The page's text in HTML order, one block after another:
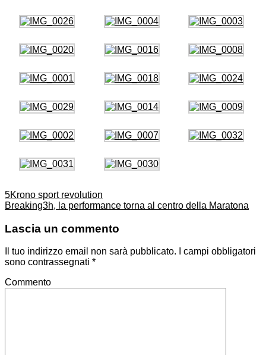
5Krono sport revolution
Breaking3h, la performance torna al centro della Maratona
Lascia un commento
Il tuo indirizzo email non sarà pubblicato. I campi obbligatori
sono contrassegnati *
Commento